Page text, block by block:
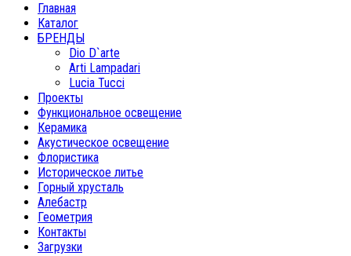
Главная
Каталог
БРЕНДЫ
Dio D`arte
Arti Lampadari
Lucia Tucci
Проекты
Функциональное освещение
Керамика
Акустическое освещение
Флористика
Историческое литье
Горный хрусталь
Алебастр
Геометрия
Контакты
Загрузки